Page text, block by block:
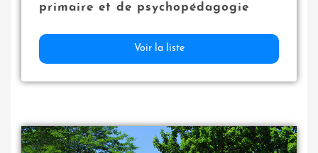
primaire et de psychopédagogie
Voir la liste